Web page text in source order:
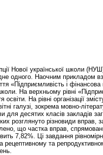
Нової української школи
одного. Наочним прикладом
«Підприємливість і
На верхньому рівні
На рівні організації
галузі, зокрема мовно-
для десятих класів закладів
розглянуто різновиди вправ,
що частка вправ,
7,82%. Ці завдання
рецептивному та